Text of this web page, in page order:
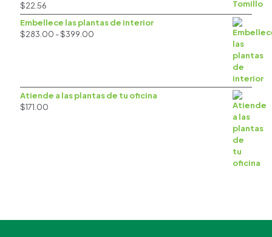
$22.56
Embellece las plantas de interior
$283.00 -$399.00
hasta
Atiende a las plantas de tu oficina
$171.00